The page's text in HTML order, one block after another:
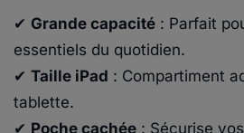
✔ Grande capacité : Parfait
essentiels du quotidien.
✔ Taille iPad : Compartiment
tablette.
✔ Poche cachée : Sécurise